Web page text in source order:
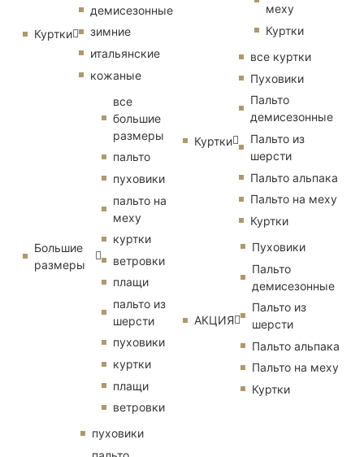
Куртки
демисезонные
зимние
итальянские
кожаные
Большие
размеры
все
большие
размеры
пальто
пуховики
пальто на
меху
куртки
ветровки
плащи
пальто из
шерсти
пуховики
куртки
плащи
ветровки
пуховики
меху
Куртки
Куртки
все куртки
Пуховики
Пальто
демисезонные
Пальто из
шерсти
Пальто альпака
Пальто на меху
Куртки
АКЦИЯ
Пуховики
Пальто
демисезонные
Пальто из
шерсти
Пальто альпака
Пальто на меху
Куртки